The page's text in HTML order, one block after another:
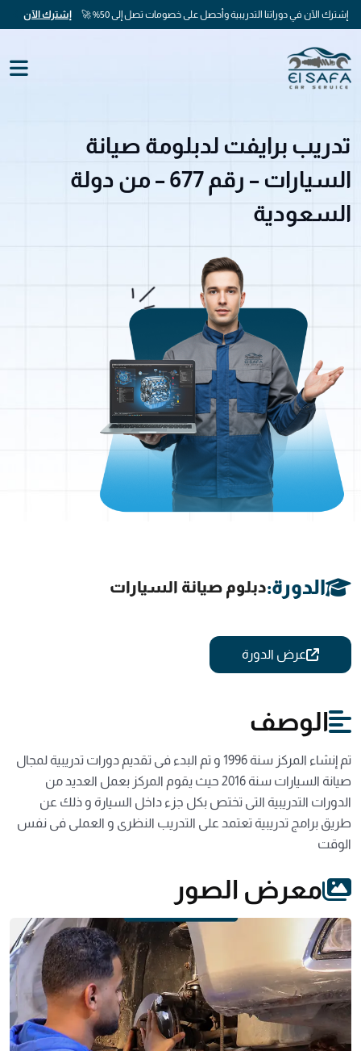
إشترك الآن في دوراتنا التدريبية وأحصل على خصومات تصل إلى 50% 🚀 إشترك الآن
تدريب برايفت لدبلومة صيانة
السيارات – رقم 677 – من دولة
السعودية
الدورة:دبلوم صيانة السيارات
عرض الدورة
الوصف
تم إنشاء المركز سنة 1996 و تم البدء فى تقديم دورات تدريبية لمجال
صيانة السيارات سنة 2016 حيث يقوم المركز بعمل العديد من
الدورات التدريبية التى تختص بكل جزء داخل السيارة و ذلك عن
طريق برامج تدريبية تعتمد على التدريب النظرى و العملى فى نفس
الوقت
معرض الصور